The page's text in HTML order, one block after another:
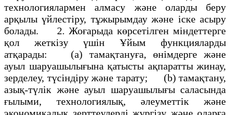
технологиялармен алмасу және оларды беру
арқылы үйлестіру, тұжырымдау және іске асыру
болады. 2. Жоғарыда көрсетілген міндеттерге
қол жеткізу үшін Ұйым функцияларды
атқарады: (а) тамақтануға, өнімдерге және
ауыл шаруашылығына қатысты ақпаратты жинау,
зерделеу, түсіндіру және тарату; (b) тамақтану,
азық-түлік және ауыл шаруашылығы саласында
ғылыми, технологиялық, әлеуметтік және